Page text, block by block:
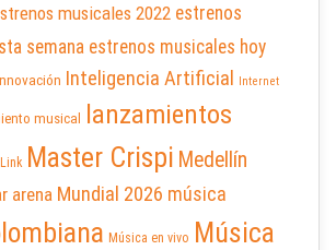
musicales 2022 estrenos
semana estrenos musicales hoy
Inteligencia Artificial Internet
musical
lanzamientos
Link Master Crispi Medellín
arena Mundial 2026 música
Música en vivo Música